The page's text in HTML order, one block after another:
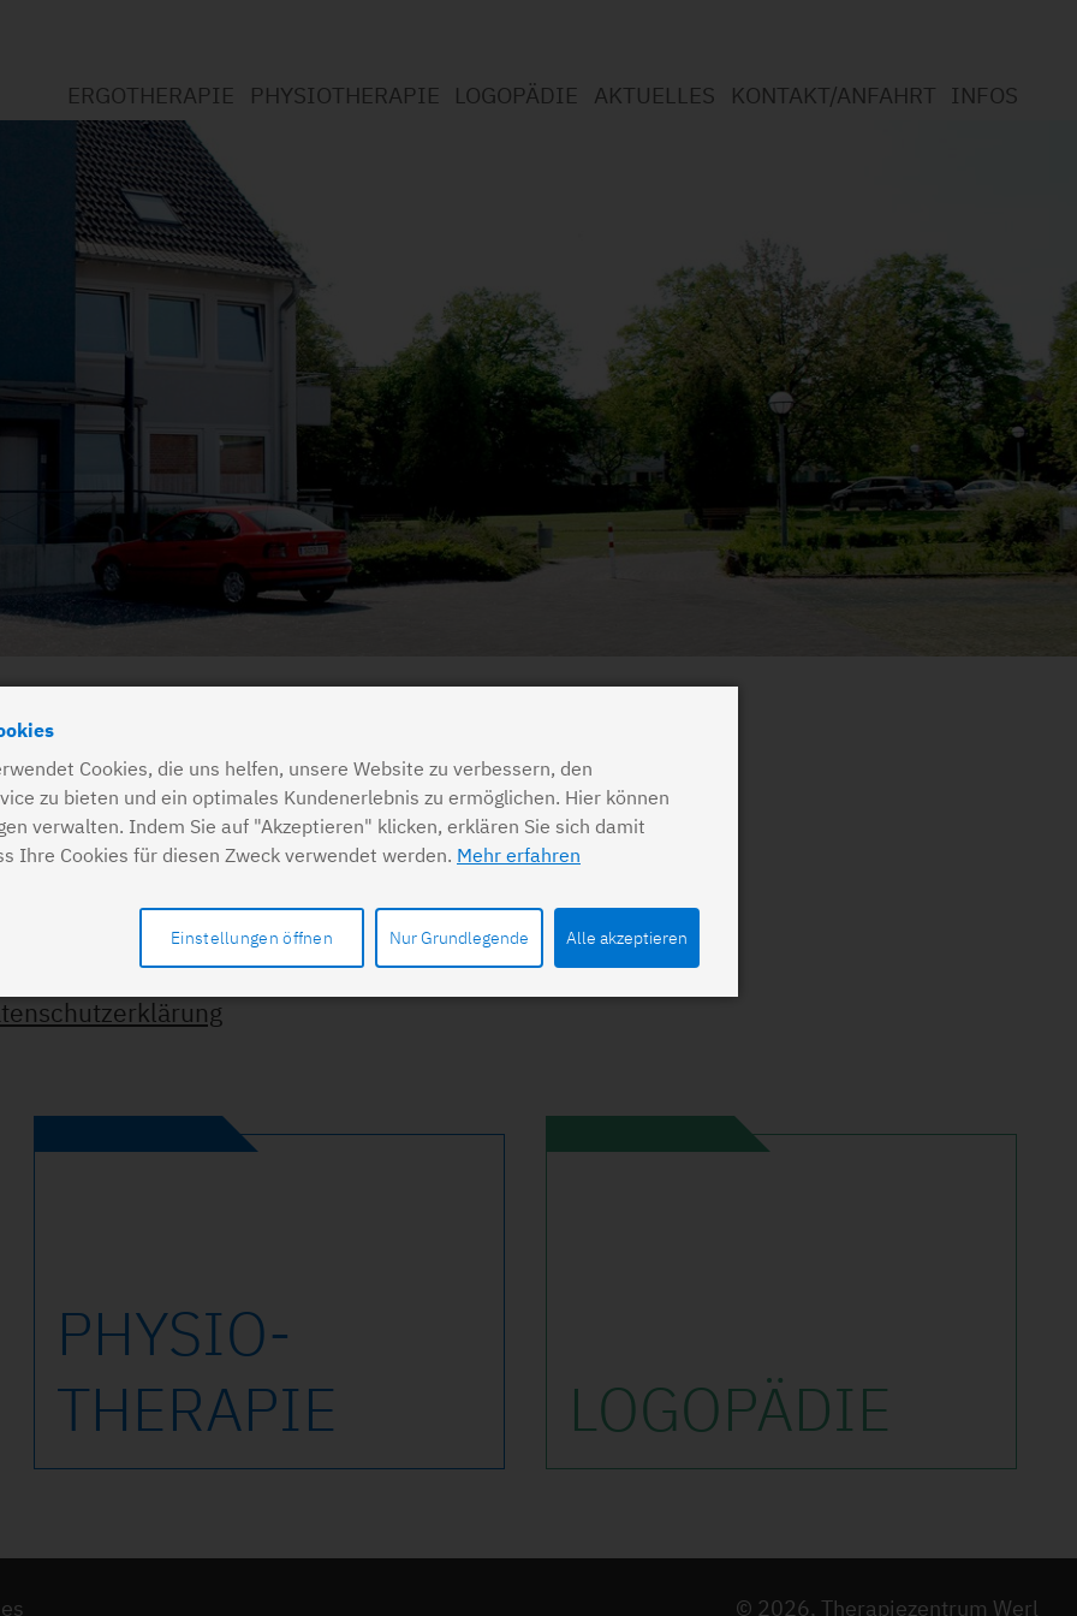
ERGOTHERAPIE
Willkommen bei der Ergotherapie
Was ist Ergotherapie?
Leistungsspektrum
Standort Wickede
Standort Soest
Datenschutzerklärung
Jobs (1)
PHYSIOTHERAPIE
Leistungsspektrum
Datenschutzerklärung
Jobs (1)
LOGOPÄDIE
Datenschutzerklärung
Jobs
AKTUELLES KONTAKT/ANFAHRT INFOS
Datenschutzerklärungen der Praxen.
PHYSIO­
THERAPIE
LOGO­PÄDIE
© 2026, Therapiezentrum Werl
Cookies, die uns helfen, unsere Website zu verbessern, den
zu bieten und ein optimales Kundenerlebnis zu ermöglichen. Hier können
verwalten. Indem Sie auf "Akzeptieren" klicken, erklären Sie sich damit
Ihre Cookies für diesen Zweck verwendet werden. Mehr erfahren
Einstellungen öffnen Nur Grundlegende Alle akzeptieren